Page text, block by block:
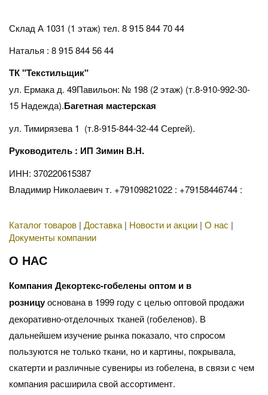
Склад А 1031 (1 этаж) тел. 8 915 844 70 44
Наталья : 8 915 844 56 44
ТК "Текстильщик"
ул. Ермака д. 49Павильон: № 198 (2 этаж) (т.8-910-992-30-
15 Надежда).Багетная мастерская
ул. Тимирязева 1 (т.8-915-844-32-44 Сергей).
Руководитель : ИП Зимин В.Н.
ИНН: 370220615387
Владимир Николаевич т. +79109821022 : +79158446744 :
Каталог товаров | Доставка | Новости и акции | О нас |
Документы компании
О НАС
Компания Декортекс-гобелены оптом и в
розницуоснована в 1999 году с целью оптовой продажи
декоративно-отделочных тканей (гобеленов). В
дальнейшем изучение рынка показало, что спросом
пользуются не только ткани, но и картины, покрывала,
скатерти и различные сувениры из гобелена, в связи с чем
компания расширила свой ассортимент.